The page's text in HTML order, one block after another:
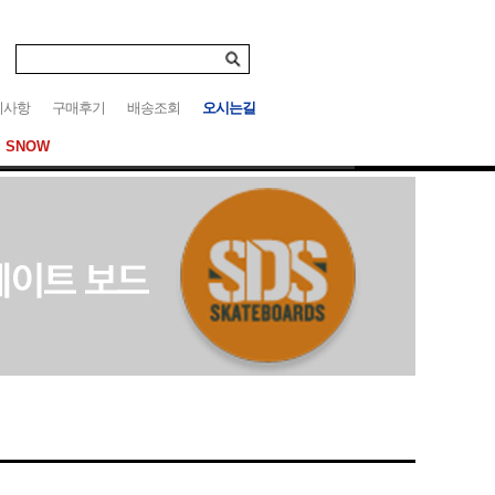
사항 구매후기 배송조회 오시는길
SNOW